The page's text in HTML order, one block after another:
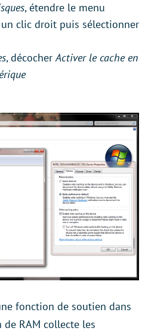
, étendre le menu
un clic droit puis sélectionner
, décocherActiver le cache en
fonction de soutien dans
RAM collecte les